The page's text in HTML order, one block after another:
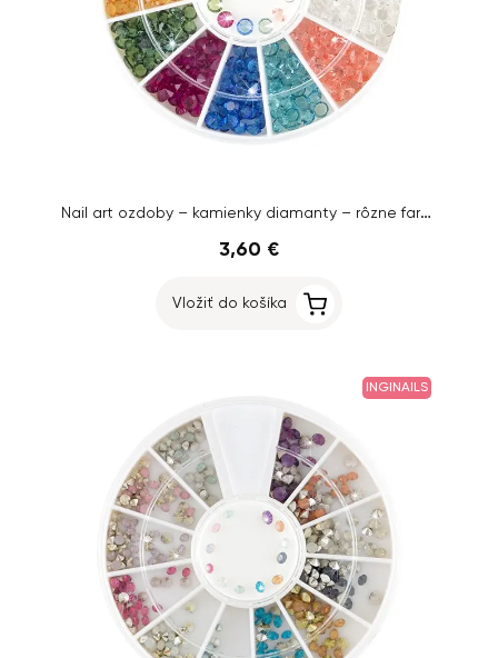
Nail art ozdoby – kamienky diamanty – rôzne farby, 3mm
3,60 €
Vložiť do košíka
INGINAILS